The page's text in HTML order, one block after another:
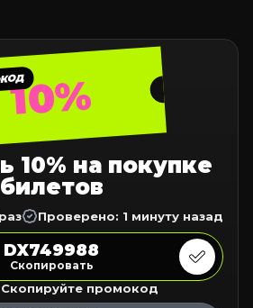
10%
10% на покупке
билетов
раз Проверено: 1 минуту назад
DX749988
Скопировать
Скопируйте промокод